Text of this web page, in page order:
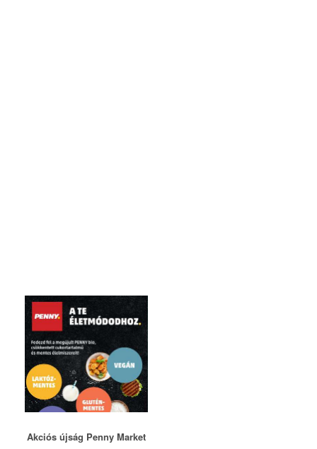
Akciós újság Penny Market